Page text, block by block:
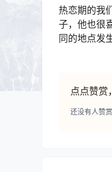
热恋期的我
子，他也很
同的地点发
点点赞赏
还没有人赞